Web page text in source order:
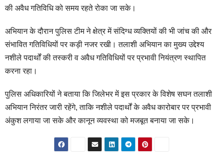
की अवैध गतिविधि को समय रहते रोका जा सके।
अभियान के दौरान पुलिस टीम ने क्षेत्र में संदिग्ध व्यक्तियों की भी जांच की और
संभावित गतिविधियों पर कड़ी नजर रखी। तलाशी अभियान का मुख्य उद्देश्य
नशीले पदार्थों की तस्करी व अवैध गतिविधियों पर प्रभावी नियंत्रण स्थापित
करना रहा।
पुलिस अधिकारियों ने बताया कि जिलेभर में इस प्रकार के विशेष सघन तलाशी
अभियान निरंतर जारी रहेंगे, ताकि नशीले पदार्थों के अवैध कारोबार पर प्रभावी
अंकुश लगाया जा सके और कानून व्यवस्था को मजबूत बनाया जा सके।